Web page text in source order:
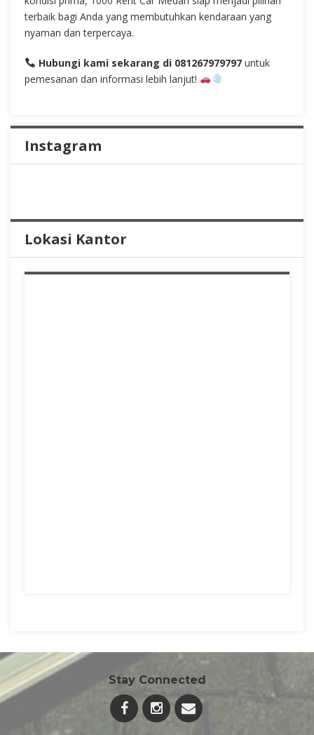
terbaik bagi Anda yang membutuhkan kendaraan yang
nyaman dan terpercaya.
Hubungi kami sekarang di 081267979797untuk
pemesanan dan informasi lebih lanjut!
Instagram
Lokasi Kantor
Stay Connected